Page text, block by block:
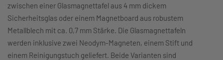
zwischen einer Glasmagnettafel aus 4 mm dickem
Sicherheitsglas oder einem Magnetboard aus robustem
Metallblech mit ca. 0,7 mm Stärke. Die Glasmagnettafeln
werden inklusive zwei Neodym-Magneten, einem Stift und
einem Reinigungstuch geliefert. Beide Varianten sind